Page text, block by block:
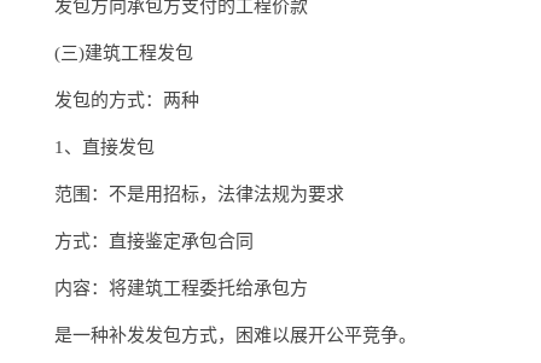
发包方向承包方支付的工程价款
(三)建筑工程发包
发包的方式：两种
1、直接发包
范围：不是用招标，法律法规为要求
方式：直接鉴定承包合同
内容：将建筑工程委托给承包方
是一种补发发包方式，困难以展开公平竞争。